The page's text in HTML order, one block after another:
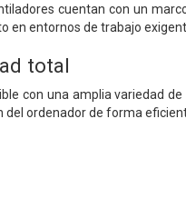
cuentan con un
entornos de trabajo
total
con una amplia variedad
ordenador de forma